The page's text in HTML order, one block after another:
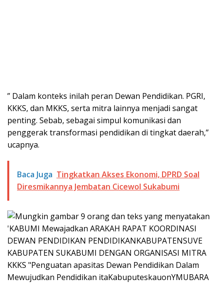
” Dalam konteks inilah peran Dewan Pendidikan. PGRI,
KKKS, dan MKKS, serta mitra lainnya menjadi sangat
penting. Sebab, sebagai simpul komunikasi dan
penggerak transformasi pendidikan di tingkat daerah,”
ucapnya.
Baca Juga Tingkatkan Akses Ekonomi, DPRD Soal
Diresmikannya Jembatan Cicewol Sukabumi